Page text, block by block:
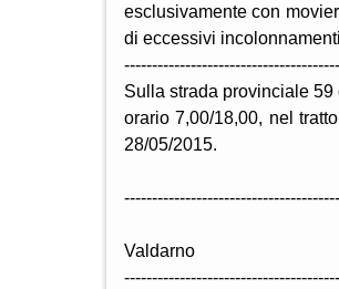
esclusivamente con
di eccessivi incolonnamenti
Sulla strada provinciale
orario 7,00/18,00, nel
28/05/2015.
Valdarno